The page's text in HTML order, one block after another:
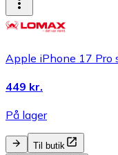
Apple iPhone 17 Pro
449 kr.
På lager
Til butik